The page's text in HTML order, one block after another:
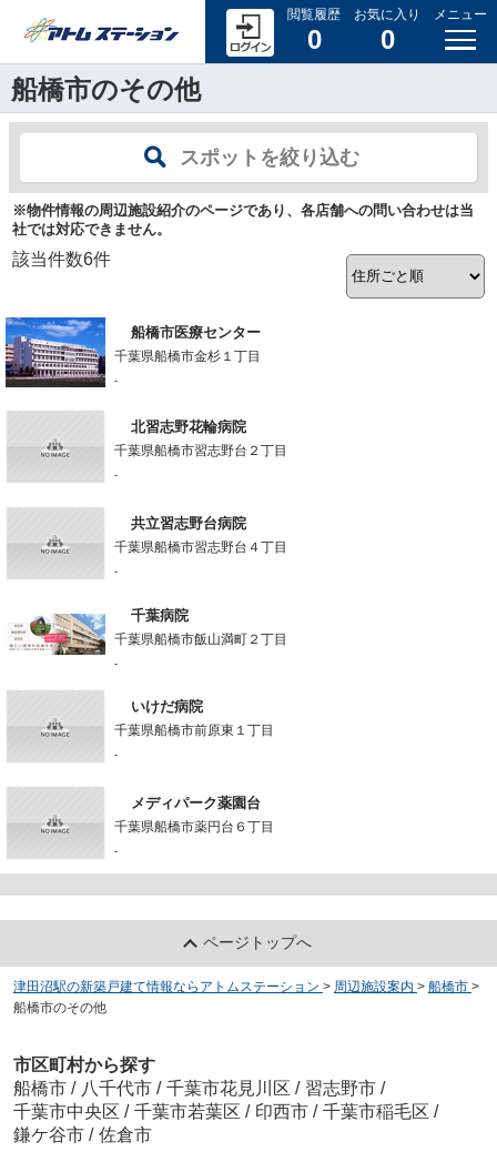
閲覧履歴
0
お気に入り
0
メニュー
船橋市のその他
スポットを絞り込む
※物件情報の周辺施設紹介のページであり、各店舗への問い合わせは当
社では対応できません。
該当件数6件
船橋市医療センター
千葉県船橋市金杉１丁目
-
北習志野花輪病院
千葉県船橋市習志野台２丁目
-
共立習志野台病院
千葉県船橋市習志野台４丁目
-
千葉病院
千葉県船橋市飯山満町２丁目
-
いけだ病院
千葉県船橋市前原東１丁目
-
メディパーク薬園台
千葉県船橋市薬円台６丁目
-
ページトップへ
津田沼駅の新築戸建て情報ならアトムステーション > 周辺施設案内 > 船橋市 >
船橋市のその他
市区町村から探す
船橋市 / 八千代市 / 千葉市花見川区 / 習志野市 /
千葉市中央区 / 千葉市若葉区 / 印西市 / 千葉市稲毛区 /
鎌ケ谷市 / 佐倉市